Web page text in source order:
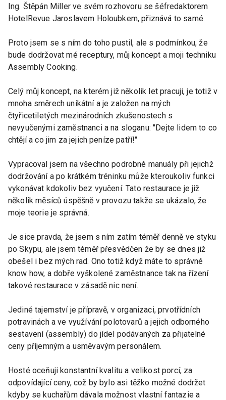
Ing. Štěpán Miller ve svém rozhovoru se šéfredaktorem
HotelRevue Jaroslavem Holoubkem, přiznává to samé.
Proto jsem se s ním do toho pustil, ale s podmínkou, že
bude dodržovat mé receptury, můj koncept a moji techniku
Assembly Cooking.
Celý můj koncept, na kterém již několik let pracuji, je totiž v
mnoha směrech unikátní a je založen na mých
čtyřicetiletých mezinárodních zkušenostech s
nevyučenými zaměstnanci a na sloganu: "Dejte lidem to co
chtějí a co jim za jejich peníze patří!"
Vypracoval jsem na všechno podrobné manuály při jejichž
dodržování a po krátkém tréninku může kteroukoliv funkci
vykonávat kdokoliv bez vyučení. Tato restaurace je již
několik měsíců úspěšně v provozu takže se ukázalo, že
moje teorie je správná.
Je sice pravda, že jsem s ním zatím téměř denně ve styku
po Skypu, ale jsem téměř přesvědčen že by se dnes již
obešel i bez mých rad. Ono totiž když máte to správné
know how, a dobře vyškolené zaměstnance tak na řízení
takové restaurace v zásadě nic není.
Jediné tajemství je přípravě, v organizaci, prvotřídních
potravinách a ve využívání polotovarů a jejich odborného
sestavení (assembly) do jídel podávaných za přijatelné
ceny příjemným a usměvavým personálem.
Hosté oceňuji konstantní kvalitu a velikost porcí, za
odpovídající ceny, což by bylo asi těžko možné dodržet
kdyby se kuchařům dávala možnost vlastní fantazie a